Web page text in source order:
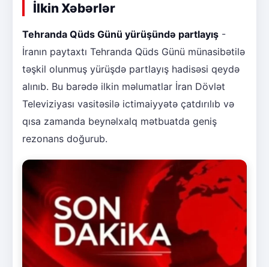
İlkin Xəbərlər
Tehranda Qüds Günü yürüşündə partlayış -
İranın paytaxtı Tehranda Qüds Günü münasibətilə
təşkil olunmuş yürüşdə partlayış hadisəsi qeydə
alınıb. Bu barədə ilkin məlumatlar İran Dövlət
Televiziyası vasitəsilə ictimaiyyətə çatdırılıb və
qısa zamanda beynəlxalq mətbuatda geniş
rezonans doğurub.